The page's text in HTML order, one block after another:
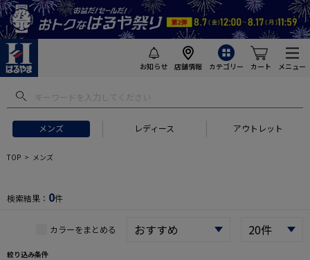
お知らせ 店舗情報 カテゴリー カート メニュー
メンズ レディース アウトレット
フトにおすすめ #セットアップ スーツ
TOP メンズ
検索結果： 0件
カラーをまとめる
絞り込み条件